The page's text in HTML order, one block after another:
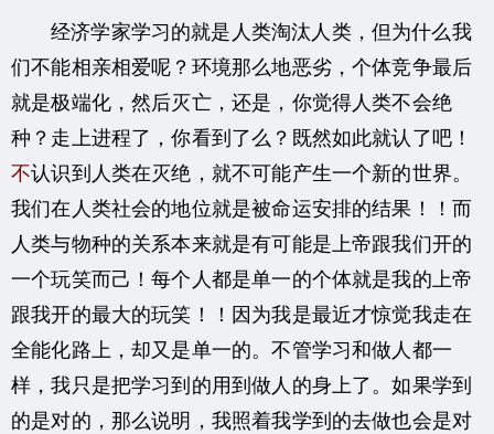
经济学家学习的就是人类淘汰人类，但为什么我
们不能相亲相爱呢？环境那么地恶劣，个体竞争最后
就是极端化，然后灭亡，还是，你觉得人类不会绝
种？走上进程了，你看到了么？既然如此就认了吧！
不认识到人类在灭绝，就不可能产生一个新的世界。
我们在人类社会的地位就是被命运安排的结果！！而
人类与物种的关系本来就是有可能是上帝跟我们开的
一个玩笑而己！每个人都是单一的个体就是我的上帝
跟我开的最大的玩笑！！因为我是最近才惊觉我走在
全能化路上，却又是单一的。不管学习和做人都一
样，我只是把学习到的用到做人的身上了。如果学到
的是对的，那么说明，我照着我学到的去做也会是对